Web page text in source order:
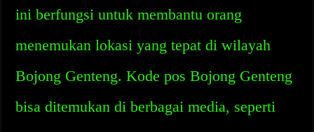
ini berfungsi untuk membantu orang
menemukan lokasi yang tepat di wilayah
Bojong Genteng. Kode pos Bojong Genteng
bisa ditemukan di berbagai media, seperti